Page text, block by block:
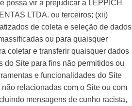
possa vir a prejudicar a LEPPICH
LTDA. ou terceiros; (xii)
de coleta e seleção de dados
ou para quaisquer
coletar e transferir quaisquer dados
do Site para fins não permitidos ou
e funcionalidades do Site
relacionadas com o Site ou com
mensagens de cunho racista,